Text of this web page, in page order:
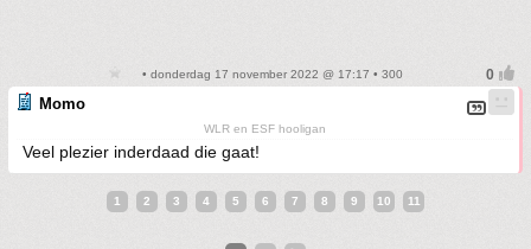
• donderdag 17 november 2022 @ 17:17 • 300
Momo
WLR en ESF hooligan
Veel plezier inderdaad die gaat!
1 2 3 4 5 6 7 8 9 10 11